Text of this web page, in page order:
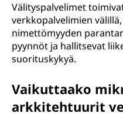
Välityspalvelimet
verkkopalvelimien
nimettömyyden
pyynnöt ja hallitsevat
suorituskykyä.
Vaikuttaako
arkkitehtuurit